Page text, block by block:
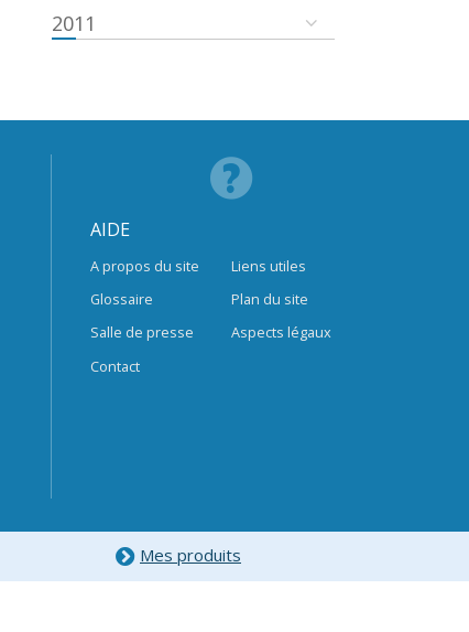
2011
AIDE
A propos du site
Glossaire
Salle de presse
Contact
Liens utiles
Plan du site
Aspects légaux
Mes produits